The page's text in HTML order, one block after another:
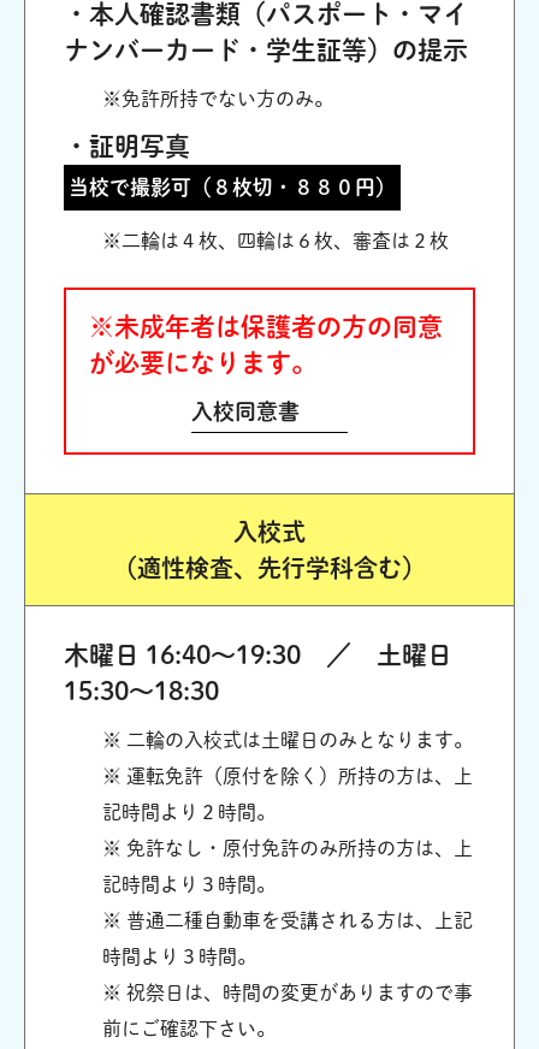
・本人確認書類（パスポート・マイ
ナンバーカード・学生証等）の提示
※免許所持でない方のみ。
・証明写真
当校で撮影可（８枚切・８８０円）
※二輪は４枚、四輪は６枚、審査は２枚
※未成年者は保護者の方の同意
が必要になります。
入校同意書
入校式
（適性検査、 先行学科含む）
木曜日 16:40～19:30 ／ 土曜日
15:30～18:30
※ 二輪の入校式は土曜日のみとなります。
※ 運転免許（原付を除く）所持の方は、上
記時間より２時間。
※ 免許なし・原付免許のみ所持の方は、上
記時間より３時間。
※ 普通二種自動車を受講される方は、上記
時間より３時間。
※ 祝祭日は、時間の変更がありますので事
前にご確認下さい。